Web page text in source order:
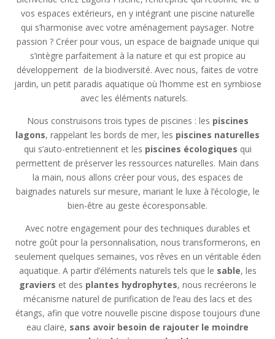
vos espaces extérieurs, en y intégrant une piscine naturelle
qui s’harmonise avec votre aménagement paysager. Notre
passion ? Créer pour vous, un espace de baignade unique qui
s’intègre parfaitement à la nature et qui est propice au
développement de la biodiversité. Avec nous, faites de votre
jardin, un petit paradis aquatique où l’homme est en symbiose
avec les éléments naturels.
Nous construisons trois types de piscines : les piscines
lagons, rappelant les bords de mer, les piscines naturelles
qui s’auto-entretiennent et les piscines écologiques qui
permettent de préserver les ressources naturelles. Main dans
la main, nous allons créer pour vous, des espaces de
baignades naturels sur mesure, mariant le luxe à l’écologie, le
bien-être au geste écoresponsable.
Avec notre engagement pour des techniques durables et
notre goût pour la personnalisation, nous transformerons, en
seulement quelques semaines, vos rêves en un véritable éden
aquatique. A partir d’éléments naturels tels que le sable, les
graviers et des plantes hydrophytes, nous recréerons le
mécanisme naturel de purification de l’eau des lacs et des
étangs, afin que votre nouvelle piscine dispose toujours d’une
eau claire, sans avoir besoin de rajouter le moindre